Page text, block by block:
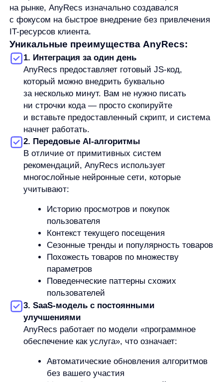
Отсутствие затрат на разработку
Управление системой силами
маркетологов
Быстрый запуск и быстрый ROI
(в среднем окупаемость за 1−3 месяца)
Гибкая масштабируемость без
дополнительных технических затрат
Почему AnyRecs = лучшее решение
для персонализации через JS-код
уже доказал свою эффективность
не только рост продаж, но и качественное
изменение пользовательского опыта, что ведет
к повышению лояльности и увеличению доли
повторных покупок.
Персонализация больше не является привилегией
крупных компаний с большими IT-отделами.
Благодаря интеграции через JS-код, решения
вроде AnyRecs делают персонализацию доступной
для любого онлайн-бизнеса — быстро, просто
и без программистов.
Представьте: уже завтра ваш сайт может начать
предлагать каждому посетителю именно те товары,
которые ему действительно интересны. Это